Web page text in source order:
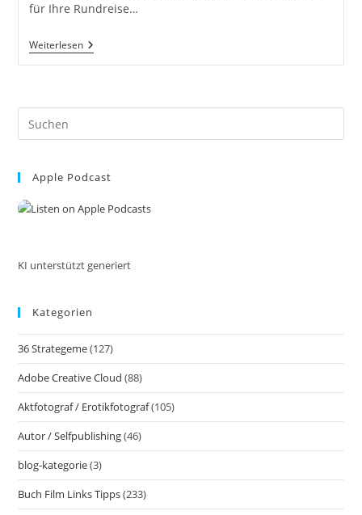
für Ihre Rundreise…
WeiterlesenRoadtrip
Portugal
Camper
Wohnmobil
Von
Apple Podcast
KI unterstützt generiert
Kategorien
36 Strategeme(127)
Adobe Creative Cloud (88)
Aktfotograf / Erotikfotograf(105)
Autor / Selfpublishing(46)
blog-kategorie(3)
Buch Film Links Tipps(233)